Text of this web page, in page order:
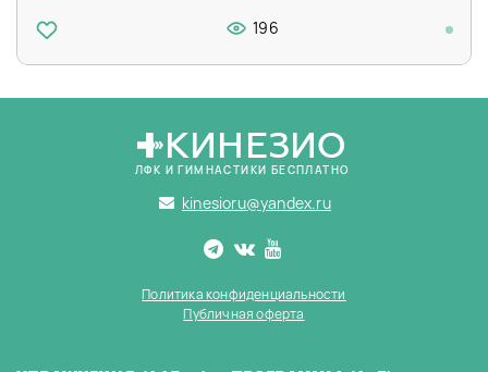
196
КИНЕЗИО
ЛФК И ГИМНАСТИКИ БЕСПЛАТНО
kinesioru@yandex.ru
Политика конфиденциальности
Публичная оферта